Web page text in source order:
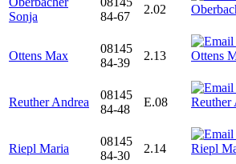
Sonja
84-67
2.02
Ottens Max
08145
84-39
2.13
Reuther Andrea
08145
84-48
E.08
Riepl Maria
08145
84-30
2.14